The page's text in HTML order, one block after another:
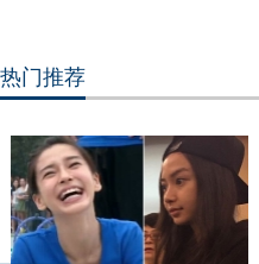
热门推荐